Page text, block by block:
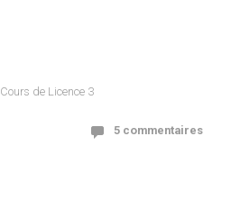
Cours de Licence 3
5 commentaires